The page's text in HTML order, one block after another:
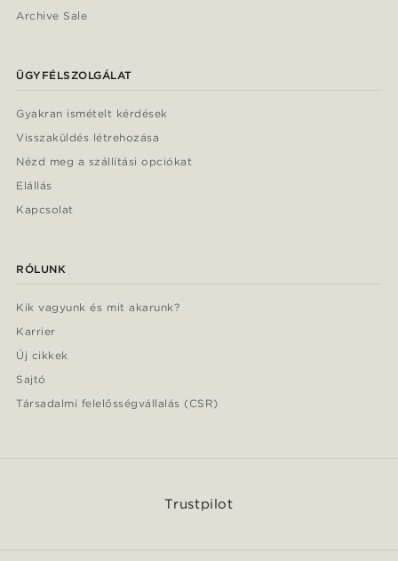
Archive Sale
ÜGYFÉLSZOLGÁLAT
Gyakran ismételt kérdések
Visszaküldés létrehozása
Nézd meg a szállítási opciókat
Elállás
Kapcsolat
RÓLUNK
Kik vagyunk és mit akarunk?
Karrier
Új cikkek
Sajtó
Társadalmi felelősségvállalás (CSR)
Trustpilot